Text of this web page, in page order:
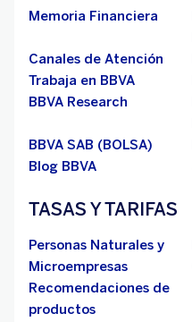
Memoria Financiera
Canales de Atención
Trabaja en BBVA
BBVA Research
BBVA SAB (BOLSA)
Blog BBVA
TASAS Y TARIFAS
Personas Naturales y
Microempresas
Recomendaciones de
productos